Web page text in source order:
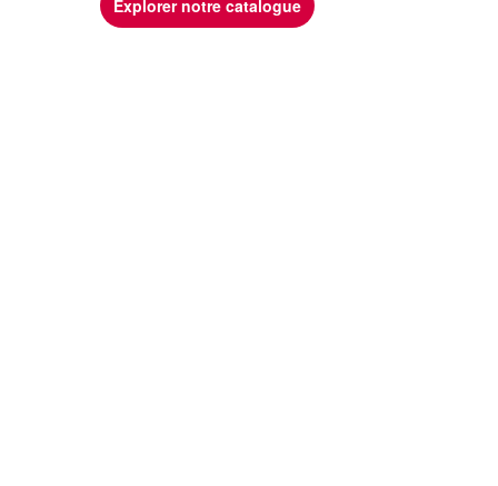
Explorer notre catalogue